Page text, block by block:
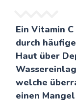
Ein Vitamin
durch
Haut über
welche
einen